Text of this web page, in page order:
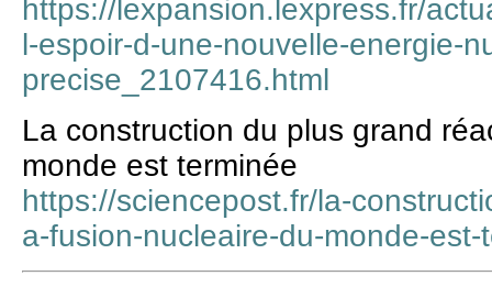
https://lexpansion.lexpress.fr/
l-espoir-d-une-nouvelle-energie-
precise_2107416.html
La construction du plus grand
monde est terminée
https://sciencepost.fr/la-
a-fusion-nucleaire-du-monde-est-